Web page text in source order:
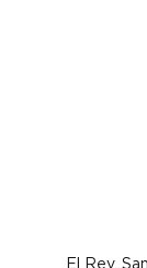
El Rev.